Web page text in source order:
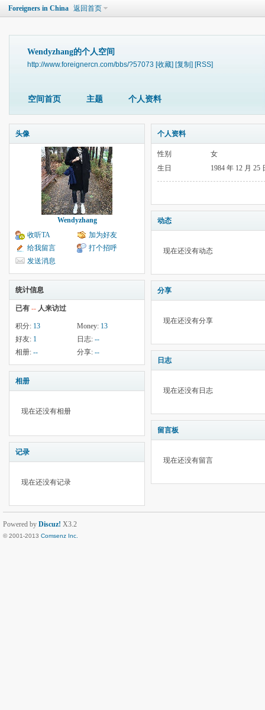
Foreigners in China 返回首页
Wendyzhang的个人空间
http://www.foreignercn.com/bbs/?57073 [收藏] [复制] [RSS]
空间首页 主题 个人资料
头像
Wendyzhang
收听TA
加为好友
给我留言
打个招呼
发送消息
统计信息
已有 -- 人来访过
积分: 13 Money: 13
好友: 1 日志: --
相册: -- 分享: --
相册
现在还没有相册
记录
现在还没有记录
个人资料
性别
女
生日
1984 年 12 月 25
动态
现在还没有动态
分享
现在还没有分享
日志
现在还没有日志
留言板
现在还没有留言
Powered by Discuz! X3.2
© 2001-2013 Comsenz Inc.